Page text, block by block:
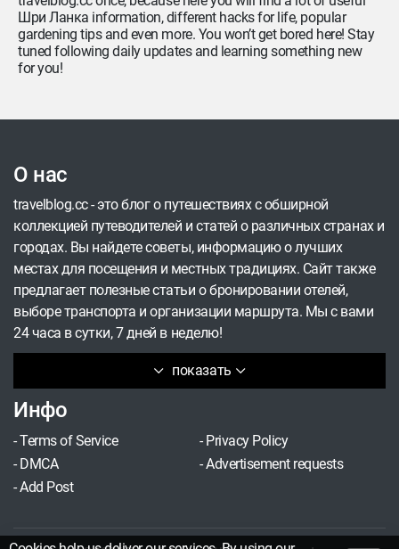
Шри Ланка information, different hacks for life, popular
gardening tips and even more. You won’t get bored here! Stay
tuned following daily updates and learning something new
for you!
О нас
показать
travelblog.cc - это блог о путешествиях с обширной
коллекцией путеводителей и статей о различных странах и
городах. Вы найдете советы, информацию о лучших
местах для посещения и местных традициях. Сайт также
предлагает полезные статьи о бронировании отелей,
выборе транспорта и организации маршрута. Мы с вами
24 часа в сутки, 7 дней в неделю!
Инфо
-Terms of Service - Privacy Policy
- DMCA -Advertisement requests
-Add Post